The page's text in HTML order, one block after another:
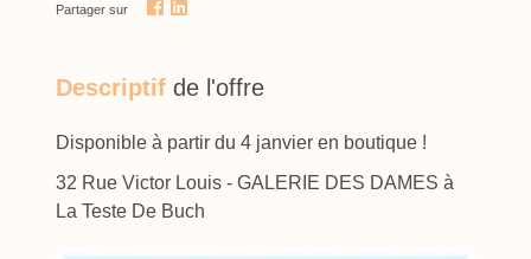
Partager sur
Descriptif de l'offre
Disponible à partir du 4 janvier en boutique !
32 Rue Victor Louis - GALERIE DES DAMES à
La Teste De Buch